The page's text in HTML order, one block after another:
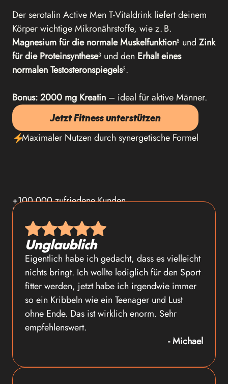
Der serotalin Active Men T-Vitaldrink liefert deinem
Körper wichtige Mikronährstoffe, wie z. B.
Magnesium für die normale Muskelfunktion⁸ und Zink
für die Proteinsynthese³ und den Erhalt eines
normalen Testosteronspiegels³.
Bonus: 2000 mg Kreatin – ideal für aktive Männer.
Jetzt Fitness unterstützen
Maximaler Nutzen durch synergetische Formel
+100.000 zufriedene Kunden
Das sagen Kunden über serotalin
Unglaublich
Eigentlich habe ich gedacht, dass es vielleicht
nichts bringt. Ich wollte lediglich für den Sport
fitter werden, jetzt habe ich irgendwie immer
so ein Kribbeln wie ein Teenager und Lust
ohne Ende. Das ist wirklich enorm. Sehr
empfehlenswert.
- Michael